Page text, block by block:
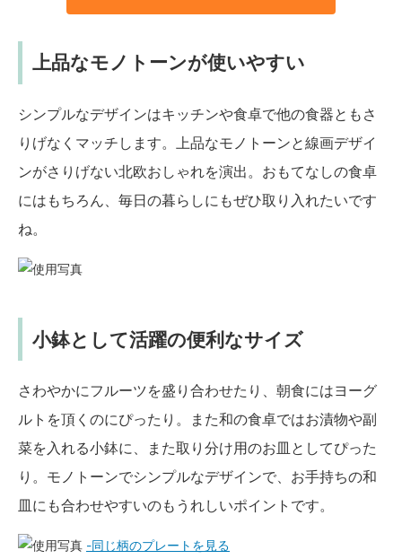
上品なモノトーンが使いやすい
シンプルなデザインはキッチンや食卓で他の食器ともさ
りげなくマッチします。上品なモノトーンと線画デザイ
ンがさりげない北欧おしゃれを演出。おもてなしの食卓
にはもちろん、毎日の暮らしにもぜひ取り入れたいです
ね。
小鉢として活躍の便利なサイズ
さわやかにフルーツを盛り合わせたり、朝食にはヨーグ
ルトを頂くのにぴったり。また和の食卓ではお漬物や副
菜を入れる小鉢に、また取り分け用のお皿としてぴった
り。モノトーンでシンプルなデザインで、お手持ちの和
皿にも合わせやすいのもうれしいポイントです。
-同じ柄のプレートを見る